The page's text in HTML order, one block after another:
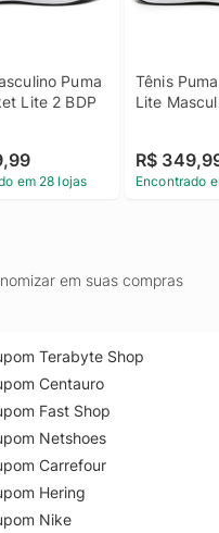
Puma
Lite 2 BDP
em 28 lojas
Tênis
Lite
R$
Encontrado
em suas compras
Terabyte Shop
Centauro
Fast Shop
Netshoes
Carrefour
Hering
Nike